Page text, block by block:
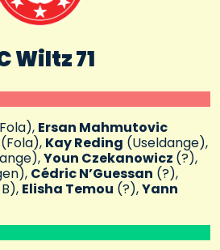
Wiltz 71
Ersan Mahmutovic
(Fola), Kay Reding (Useldange),
Youn Czekanowicz (?),
Cédric N’Guessan (?),
Elisha Temou (?),Yann